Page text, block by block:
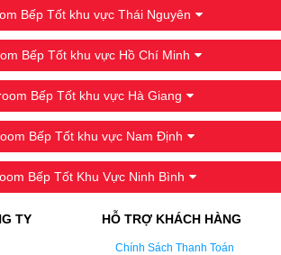
Bếp Tốt khu vực Thái Nguyên
Bếp Tốt khu vực Hồ Chí Minh
Bếp Tốt khu vực Hà Giang
Bếp Tốt khu vực Nam Định
Bếp Tốt Khu Vực Ninh Bình
TY HỖ TRỢ KHÁCH HÀNG
Chính Sách Thanh Toán